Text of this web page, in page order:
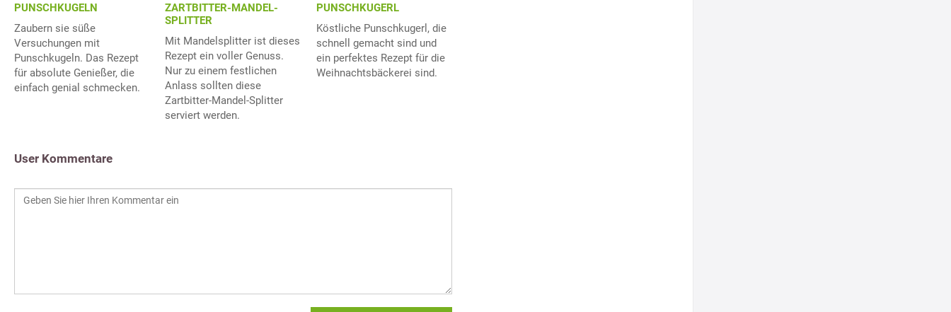
PUNSCHKUGELN
Zaubern sie süße
Versuchungen mit
Punschkugeln. Das Rezept
für absolute Genießer, die
einfach genial schmecken.
ZARTBITTER-MANDEL-
SPLITTER
Mit Mandelsplitter ist dieses
Rezept ein voller Genuss.
Nur zu einem festlichen
Anlass sollten diese
Zartbitter-Mandel-Splitter
serviert werden.
PUNSCHKUGERL
Köstliche Punschkugerl, die
schnell gemacht sind und
ein perfektes Rezept für die
Weihnachtsbäckerei sind.
User Kommentare